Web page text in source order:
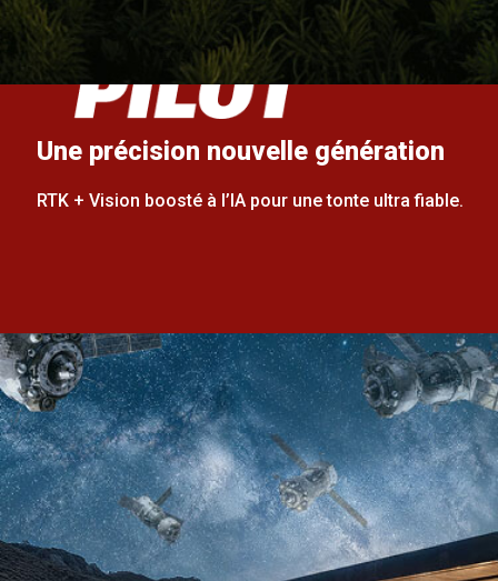
Une précision nouvelle génération
RTK + Vision boosté à l’IA pour une tonte ultra fiable.